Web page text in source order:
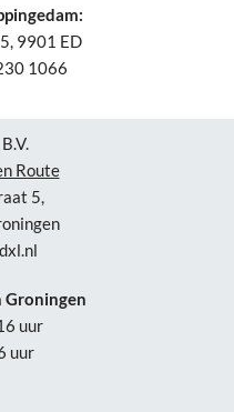
9901 ED
1066
Route
5,
Groningen
uur
uur